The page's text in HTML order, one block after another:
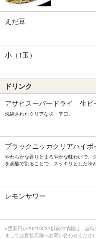
えだ豆
小（1玉）
ドリンク
アサヒスーパードライ 生ビ
洗練されたクリアな味・辛口。
ブラックニッカクリアハイボ
やわらかな香りとまろやかな味わいで、
を炭酸で割ることで、スッキリとした味
レモンサワー
※更新日が2021/3/31以前の情報は、当
ましては直接店舗へお問い合わせください